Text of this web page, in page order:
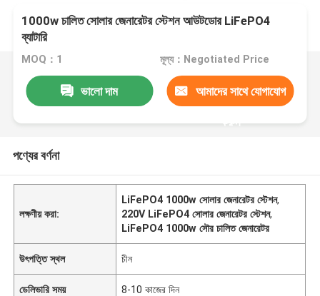
1000w চালিত সোলার জেনারেটর স্টেশন আউটডোর LiFePO4
ব্যাটারি
MOQ：1 মূল্য：Negotiated Price
ভালো দাম আমাদের সাথে যোগাযোগ
করুন
পণ্যের বর্ণনা
লক্ষণীয় করা:
LiFePO4 1000w সোলার জেনারেটর স্টেশন,
220V LiFePO4 সোলার জেনারেটর স্টেশন,
LiFePO4 1000w সৌর চালিত জেনারেটর
উৎপত্তি স্থল চীন
ডেলিভারি সময় 8-10 কাজের দিন